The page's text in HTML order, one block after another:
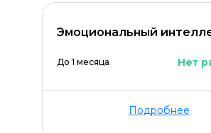
Эмоциональный
До 1 месяца Нет
Подробнее